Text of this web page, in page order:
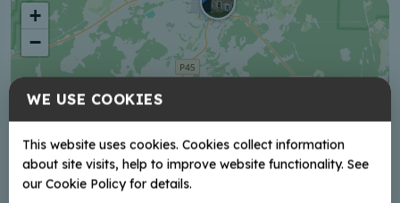
+
−
WE USE COOKIES
This website uses cookies. Cookies collect information
about site visits, help to improve website functionality. See
our Cookie Policy for details.